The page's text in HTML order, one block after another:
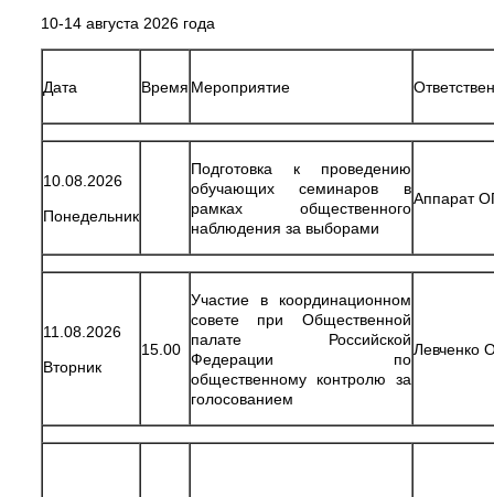
10-14 августа 2026 года
Дата Время Мероприятие
10.08.2026
Понедельник
Подготовка к проведению
обучающих семинаров в
рамках общественного
наблюдения за выборами
Аппарат
11.08.2026
Вторник
15.00
Участие в координационном
совете при Общественной
палате Российской
Федерации по
общественному контролю за
голосованием
Левченко